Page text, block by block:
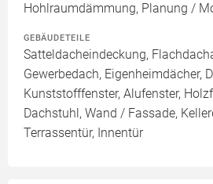
Hohlraumdämmung, Planung /
GEBÄUDETEILE
Satteldacheindeckung,
Gewerbedach, Eigenheimdächer,
Kunststofffenster, Alufenster,
Dachstuhl, Wand / Fassade,
Terrassentür, Innentür